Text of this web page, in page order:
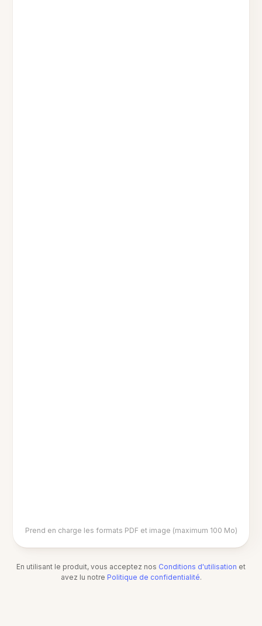
Prend en charge les formats PDF et image (maximum 100 Mo)
En utilisant le produit, vous acceptez nos Conditions d'utilisation et
avez lu notre Politique de confidentialité.